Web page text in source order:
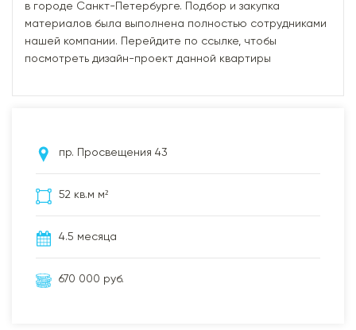
в городе Санкт-Петербурге. Подбор и закупка
материалов была выполнена полностью сотрудниками
нашей компании. Перейдите по ссылке, чтобы
посмотреть дизайн-проект данной квартиры
пр. Просвещения 43
52 кв.м м²
4.5 месяца
670 000 руб.